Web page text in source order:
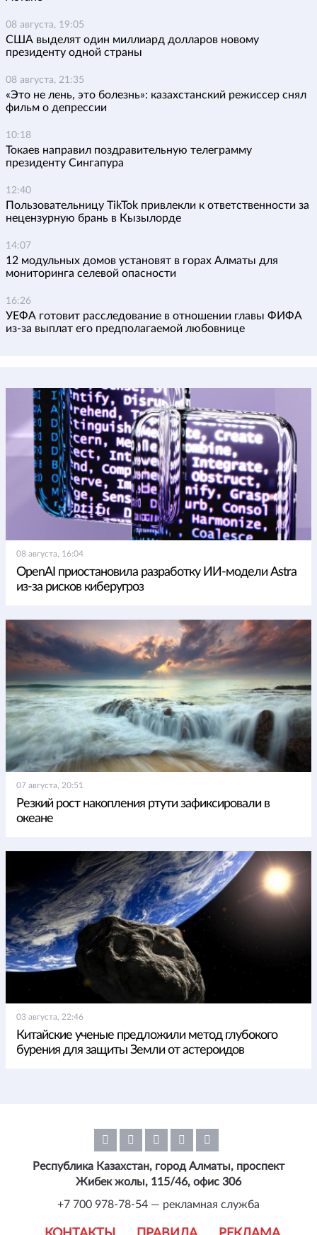
08 августа, 19:05
США выделят один миллиард долларов новому
президенту одной страны
08 августа, 21:35
«Это не лень, это болезнь»: казахстанский режиссер снял
фильм о депрессии
10:18
Токаев направил поздравительную телеграмму
президенту Сингапура
12:40
Пользовательницу TikTok привлекли к ответственности за
нецензурную брань в Кызылорде
14:07
12 модульных домов установят в горах Алматы для
мониторинга селевой опасности
16:26
УЕФА готовит расследование в отношении главы ФИФА
из-за выплат его предполагаемой любовнице
08 августа, 16:04
OpenAI приостановила разработку ИИ-модели Astra
из-за рисков киберугроз
07 августа, 20:51
Резкий рост накопления ртути зафиксировали в
океане
03 августа, 22:46
Китайские ученые предложили метод глубокого
бурения для защиты Земли от астероидов
Республика Казахстан, город Алматы, проспект
Жибек жолы, 115/46, офис 306
+7 700 978-78-54 — рекламная служба